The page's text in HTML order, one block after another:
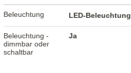
Beleuchtung LED-Beleuchtung
Beleuchtung -
dimmbar oder
schaltbar
Ja